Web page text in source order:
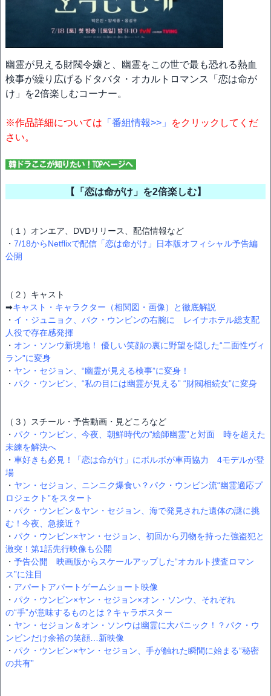
幽霊が見える財閥令嬢と、幽霊をこの世で最も恐れる熱血
検事が繰り広げるドタバタ・オカルトロマンス「恋は命が
け」を2倍楽しむコーナー。
※作品詳細については 「番組情報>>」
をクリックしてくだ
さい。
【「恋は命がけ」を2倍楽しむ】
（１）オンエア、DVDリリース、配信情報など
・ 7/18からNetflixで配信「恋は命がけ」日本版オフィシャル予告編
公開
（２）キャスト
➡︎キャスト・キャラクター（相関図・画像）と徹底解説
・ イ・ジュニョク、パク・ウンビンの右腕に レイナホテル総支配
人役で存在感発揮
・ オン・ソンウ新境地！ 優しい笑顔の裏に野望を隠した“二面性ヴィ
ラン”に変身
・ ヤン・セジョン、“幽霊が見える検事”に変身！
・ パク・ウンビン、“私の目には幽霊が見える” “財閥相続女”に変身
（３）スチール・予告動画・見どころなど
・ パク・ウンビン、今夜、朝鮮時代の“絵師幽霊”と対面 時を超えた
未練を解決へ
・ 車好きも必見！「恋は命がけ」にボルボが車両協力 4モデルが登
場
・ ヤン・セジョン、ニンニク爆食い？パク・ウンビン流“幽霊適応プ
ロジェクト”をスタート
・ パク・ウンビン＆ヤン・セジョン、海で発見された遺体の謎に挑
む！今夜、急接近？
・ パク・ウンビン×ヤン・セジョン、初回から刃物を持った強盗犯と
激突！第1話先行映像も公開
・ 予告公開 映画版からスケールアップした“オカルト捜査ロマン
ス”に注目
・ アパートアパートゲームショート映像
・ パク・ウンビン×ヤン・セジョン×オン・ソンウ、それぞれ
の“手”が意味するものとは？キャラポスター
・ ヤン・セジョン＆オン・ソンウは幽霊に大パニック！？パク・ウ
ンビンだけ余裕の笑顔…新映像
・ パク・ウンビン×ヤン・セジョン、手が触れた瞬間に始まる“秘密
の共有”